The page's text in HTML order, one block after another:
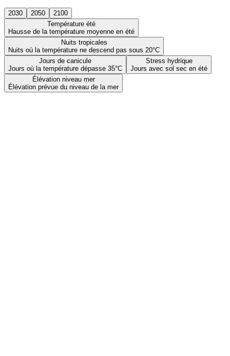
2030 2050
2100
Température été
Hausse de la température moyenne en été
Nuits tropicales
Nuits où la température ne descend pas sous 20°C
Jours de canicule
Jours où la température dépasse 35°C
Stress hydrique
Jours avec sol sec en été
Élévation niveau mer
Élévation prévue du niveau de la mer